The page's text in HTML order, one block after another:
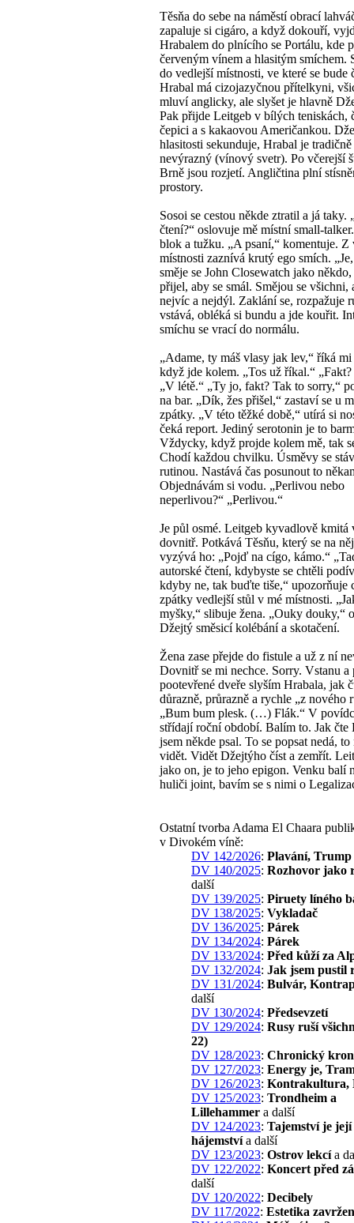
Těsňa do sebe na náměstí obrací
zapaluje si cigáro, a když dokouří,
Hrabalem do plnícího se Portálu, kde
červeným vínem a hlasitým smíchem.
do vedlejší místnosti, ve které se bude
Hrabal má cizojazyčnou přítelkyni,
mluví anglicky, ale slyšet je hlavně
Pak přijde Leitgeb v bílých teniskách,
čepici a s kakaovou Američankou.
hlasitosti sekunduje, Hrabal je tradičně
nevýrazný (vínový svetr). Po včerejší
Brně jsou rozjetí. Angličtina plní
prostory.
Sosoi se cestou někde ztratil a já taky.
čtení?“ oslovuje mě místní small-
blok a tužku. „A psaní,“ komentuje. Z
místnosti zaznívá krutý ego smích.
směje se John Closewatch jako
přijel, aby se smál. Smějou se všichni,
nejvíc a nejdýl. Zaklání se, rozpažuje
vstává, obléká si bundu a jde kouřit.
smíchu se vrací do normálu.
„Adame, ty máš vlasy jak lev,“ říká
když jde kolem. „Tos už říkal.“
„V létě.“ „Ty jo, fakt? Tak to sorry,“
na bar. „Dík, žes přišel,“ zastaví se u
zpátky. „V této těžké době,“ utírá si
čeká report. Jediný serotonin je to
Vždycky, když projde kolem mě, tak
Chodí každou chvilku. Úsměvy se
rutinou. Nastává čas posunout to
Objednávám si vodu. „Perlivou nebo
neperlivou?“ „Perlivou.“
Je půl osmé. Leitgeb kyvadlově kmitá
dovnitř. Potkává Těsňu, který se na
vyzývá ho: „Pojď na cígo, kámo.“
autorské čtení, kdybyste se chtěli
kdyby ne, tak buďte tiše,“ upozorňuje
zpátky vedlejší stůl v mé místnosti.
myšky,“ slibuje žena. „Ouky douky,“
Džejtý směsicí kolébání a skotačení.
Žena zase přejde do fistule a už z ní
Dovnitř se mi nechce. Sorry. Vstanu a
pootevřené dveře slyším Hrabala, jak
důrazně, průrazně a rychle „z nového
„Bum bum plesk. (…) Flák.“ V
střídají roční období. Balím to. Jak čte
jsem někde psal. To se popsat nedá, to
vidět. Vidět Džejtýho číst a zemřít.
jako on, je to jeho epigon. Venku balí
huliči joint, bavím se s nimi o
Ostatní tvorba Adama El Chaara
v Divokém víně:
DV 142/2026: Plavání, Trump
DV 140/2025: Rozhovor jako
další
DV 139/2025: Piruety líného
DV 138/2025: Vykladač
DV 136/2025: Párek
DV 134/2024: Párek
DV 133/2024: Před kůží za
DV 132/2024: Jak jsem pustil
DV 131/2024: Bulvár,
další
DV 130/2024: Předsevzetí
DV 129/2024: Rusy ruší
22)
DV 128/2023: Chronický
DV 127/2023: Energy je,
DV 126/2023: Kontrakultura,
DV 125/2023: Trondheim a
Lillehammer a další
DV 124/2023: Tajemství je její
hájemstvía další
DV 123/2023: Ostrov lekcía
DV 122/2022: Koncert před
další
DV 120/2022: Decibely
DV 117/2022: Estetika